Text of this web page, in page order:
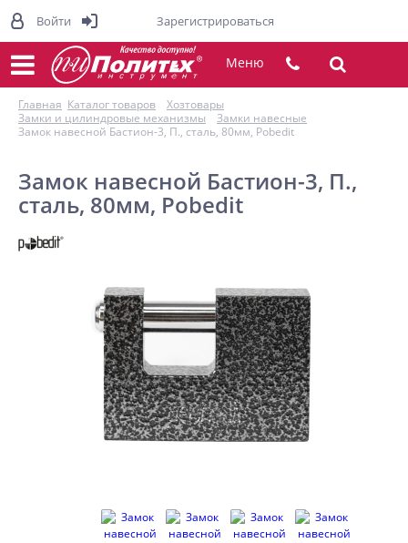
Меню
Главная Каталог товаров
Хозтовары
Замки и цилиндровые механизмы
Замки навесные
Замок навесной Бастион-3, П., сталь, 80мм, Pobedit
Замок навесной Бастион-3, П.,
сталь, 80мм, Pobedit
Войти Зарегистрироваться